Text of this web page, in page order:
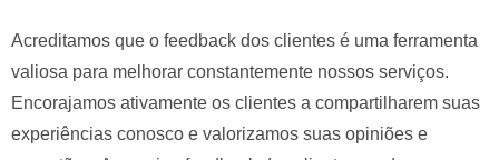
Acreditamos que o feedback dos clientes é uma ferramenta
valiosa para melhorar constantemente nossos serviços.
Encorajamos ativamente os clientes a compartilharem suas
experiências conosco e valorizamos suas opiniões e